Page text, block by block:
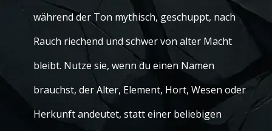
während der Ton mythisch, geschuppt, nach
Rauch riechend und schwer von alter Macht
bleibt. Nutze sie, wenn du einen Namen
brauchst, der Alter, Element, Hort, Wesen oder
Herkunft andeutet, statt einer beliebigen